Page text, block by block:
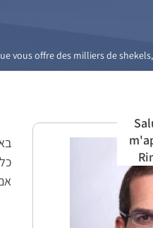
vous offre des milliers de